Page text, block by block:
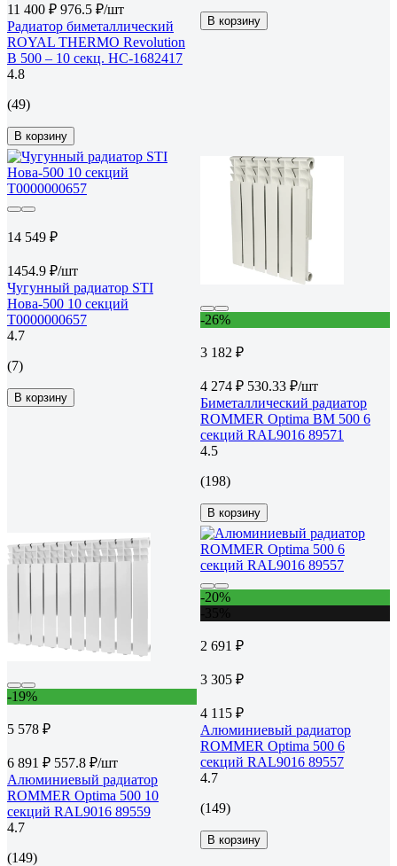
11 400 ₽ 976.5 ₽/шт
Радиатор биметаллический
ROYAL THERMO Revolution
B 500 – 10 секц. НС-1682417
4.8
(49)
В корзину
В корзину
14 549 ₽
1454.9 ₽/шт
Чугунный радиатор STI
Нова-500 10 секций
Т0000000657
4.7
(7)
В корзину
-26%
3 182 ₽
4 274 ₽ 530.33 ₽/шт
Биметаллический радиатор
ROMMER Optima BM 500 6
секций RAL9016 89571
4.5
(198)
В корзину
-19%
5 578 ₽
6 891 ₽ 557.8 ₽/шт
Алюминиевый радиатор
ROMMER Optima 500 10
секций RAL9016 89559
4.7
(149)
-20%
2 691 ₽
3 305 ₽
4 115 ₽
Алюминиевый радиатор
ROMMER Optima 500 6
секций RAL9016 89557
4.7
(149)
В корзину